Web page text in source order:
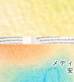
公式ウェブサ
Cジャスミン瑠
プロフィール
メデ